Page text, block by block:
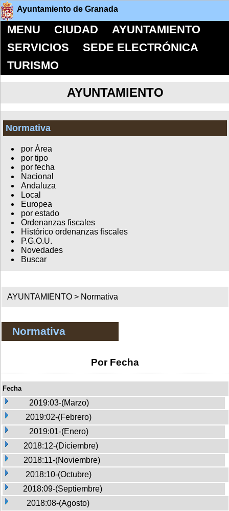
Ayuntamiento de Granada
MENU CIUDAD
AYUNTAMIENTO
SERVICIOS
SEDE ELECTRÓNICA
TURISMO
AYUNTAMIENTO
Normativa
por Área
por tipo
por fecha
Nacional
Andaluza
Local
Europea
por estado
Ordenanzas fiscales
Histórico ordenanzas fiscales
P.G.O.U.
Novedades
Buscar
AYUNTAMIENTO > Normativa
Normativa
Por Fecha
Fecha
2019:03-(Marzo)
2019:02-(Febrero)
2019:01-(Enero)
2018:12-(Diciembre)
2018:11-(Noviembre)
2018:10-(Octubre)
2018:09-(Septiembre)
2018:08-(Agosto)